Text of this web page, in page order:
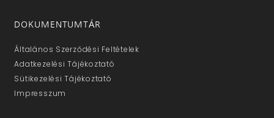
DOKUMENTUMTÁR
Általános Szerződési Feltételek
Adatkezelési Tájékoztató
Sütikezelési Tájékoztató
Impresszum